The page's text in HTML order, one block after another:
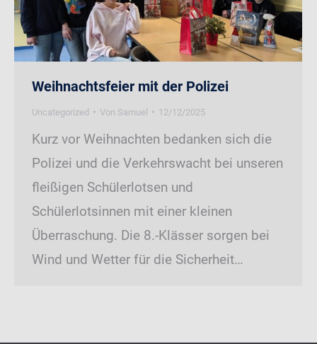
Weihnachtsfeier mit der Polizei
Uncategorized Von Samuel 12/12/2025
Kurz vor Weihnachten bedanken sich die
Polizei und die Verkehrswacht bei unseren
fleißigen Schülerlotsen und
Schülerlotsinnen mit einer kleinen
Überraschung. Die 8.-Klässer sorgen bei
Wind und Wetter für die Sicherheit…